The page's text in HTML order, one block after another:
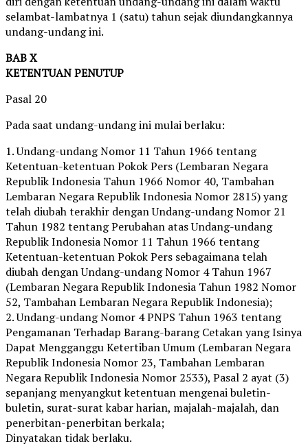
selambat-lambatnya 1 (satu) tahun sejak diundangkannya
undang-undang ini.
BAB X
KETENTUAN PENUTUP
Pasal 20
Pada saat undang-undang ini mulai berlaku:
1. Undang-undang Nomor 11 Tahun 1966 tentang
Ketentuan-ketentuan Pokok Pers (Lembaran Negara
Republik Indonesia Tahun 1966 Nomor 40, Tambahan
Lembaran Negara Republik Indonesia Nomor 2815) yang
telah diubah terakhir dengan Undang-undang Nomor 21
Tahun 1982 tentang Perubahan atas Undang-undang
Republik Indonesia Nomor 11 Tahun 1966 tentang
Ketentuan-ketentuan Pokok Pers sebagaimana telah
diubah dengan Undang-undang Nomor 4 Tahun 1967
(Lembaran Negara Republik Indonesia Tahun 1982 Nomor
52, Tambahan Lembaran Negara Republik Indonesia);
2. Undang-undang Nomor 4 PNPS Tahun 1963 tentang
Pengamanan Terhadap Barang-barang Cetakan yang Isinya
Dapat Mengganggu Ketertiban Umum (Lembaran Negara
Republik Indonesia Nomor 23, Tambahan Lembaran
Negara Republik Indonesia Nomor 2533), Pasal 2 ayat (3)
sepanjang menyangkut ketentuan mengenai buletin-
buletin, surat-surat kabar harian, majalah-majalah, dan
penerbitan-penerbitan berkala;
Dinyatakan tidak berlaku.